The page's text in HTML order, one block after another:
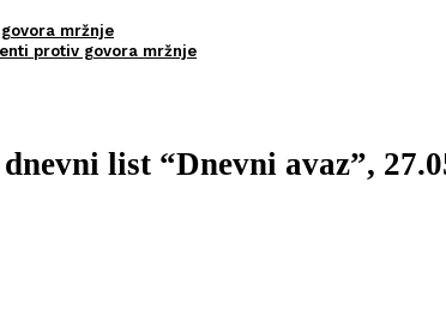
mržnje
protiv govora mržnje
list “Dnevni avaz”,